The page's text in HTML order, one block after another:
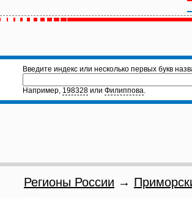
Введите индекс или несколько первых букв
Например, 198328 или Филиппова.
Регионы России →